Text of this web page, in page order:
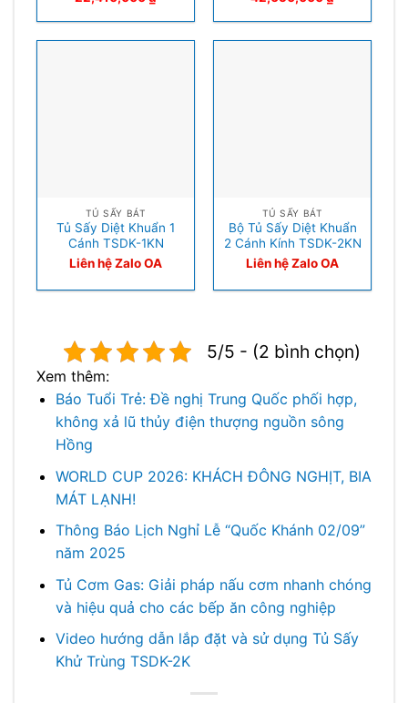
TỦ SẤY BÁT
Tủ Sấy Diệt Khuẩn 1
Cánh TSDK-1KN
Liên hệ Zalo OA
TỦ SẤY BÁT
Bộ Tủ Sấy Diệt Khuẩn
2 Cánh Kính TSDK-2KN
Liên hệ Zalo OA
5/5 - (2 bình chọn)
Xem thêm:
Báo Tuổi Trẻ: Đề nghị Trung Quốc phối hợp,
không xả lũ thủy điện thượng nguồn sông
Hồng
WORLD CUP 2026: KHÁCH ĐÔNG NGHỊT, BIA
MÁT LẠNH!
Thông Báo Lịch Nghỉ Lễ “Quốc Khánh 02/09”
năm 2025
Tủ Cơm Gas: Giải pháp nấu cơm nhanh chóng
và hiệu quả cho các bếp ăn công nghiệp
Video hướng dẫn lắp đặt và sử dụng Tủ Sấy
Khử Trùng TSDK-2K